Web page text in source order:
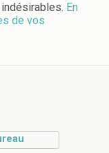
En
de vos